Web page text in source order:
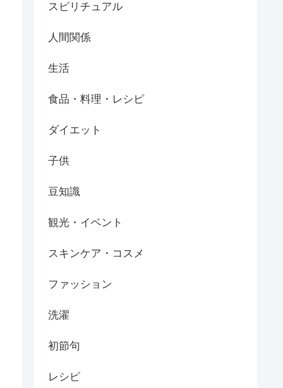
スピリチュアル
人間関係
生活
食品・料理・レシピ
ダイエット
子供
豆知識
観光・イベント
スキンケア・コスメ
ファッション
洗濯
初節句
レシピ